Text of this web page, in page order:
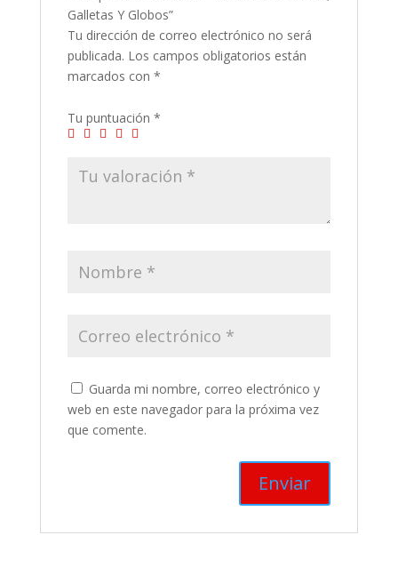
Galletas Y Globos”
Tu dirección de correo electrónico no será
publicada. Los campos obligatorios están
marcados con *
Tu puntuación *
Guarda mi nombre, correo electrónico y
web en este navegador para la próxima vez
que comente.